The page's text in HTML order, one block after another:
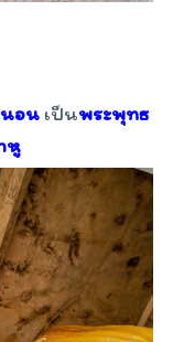
อน เป็นพระพุทธ
หู